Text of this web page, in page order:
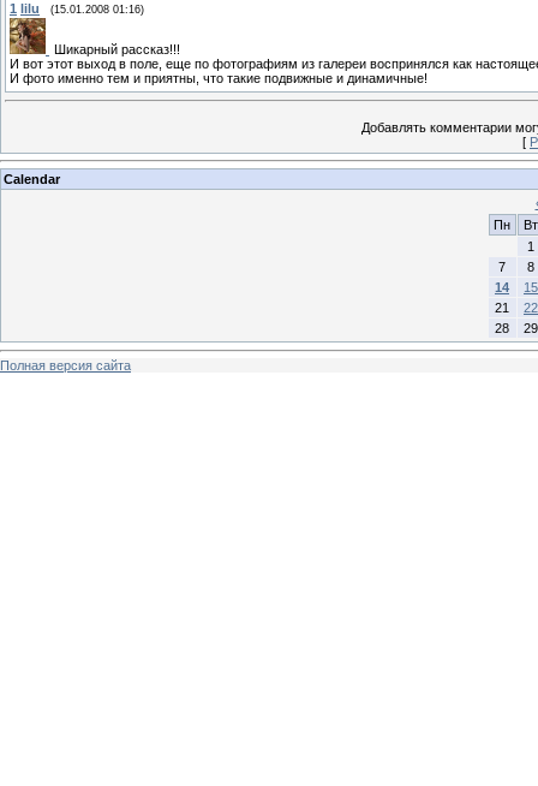
1 lilu (15.01.2008 01:16)
Шикарный рассказ!!!
И вот этот выход в поле, еще по фотографиям из галереи воспринялся как
И фото именно тем и приятны, что такие подвижные и динамичные!
Добавлять комментарии
[
Calendar
Пн
Вт
1
7
8
14
15
21
22
28
29
Полная версия сайта